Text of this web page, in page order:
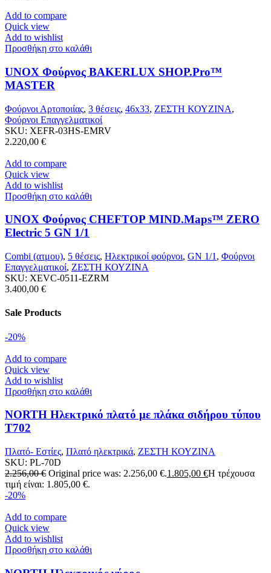
Add to compare
Quick view
Add to wishlist
Προσθήκη στο καλάθι
UNOX Φούρνος BAKERLUX SHOP.Pro™
MASTER
Φούρνοι Αρτοποιίας, 3 θέσεις, 46x33, ΖΕΣΤΗ ΚΟΥΖΙΝΑ,
Φούρνοι Επαγγελματικοί
SKU: XEFR-03HS-EMRV
2.220,00 €
Add to compare
Quick view
Add to wishlist
Προσθήκη στο καλάθι
UNOX Φούρνος CHEFTOP MIND.Maps™ ZERO
Electric 5 GN 1/1
Combi (ατμου), 5 θέσεις, Ηλεκτρικοί φούρνοι, GN 1/1 , Φούρνοι
Επαγγελματικοί, ΖΕΣΤΗ ΚΟΥΖΙΝΑ
SKU: XEVC-0511-EZRM
3.400,00 €
Sale Products
-20%
Add to compare
Quick view
Add to wishlist
Προσθήκη στο καλάθι
NORTH Ηλεκτρικό πλατό με πλάκα σιδήρου τύπου
T702
Πλατό- Εστίες, Πλατό ηλεκτρικά, ΖΕΣΤΗ ΚΟΥΖΙΝΑ
SKU: PL-70D
2.256,00€ Original price was: 2.256,00 €.1.805,00 €Η τρέχουσα
τιμή είναι: 1.805,00 €.
-20%
Add to compare
Quick view
Add to wishlist
Προσθήκη στο καλάθι